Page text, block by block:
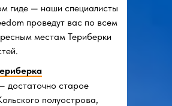
достаточно старое
полуострова,
гиде — наши специалисты
проведут вас по всем
местам Териберки